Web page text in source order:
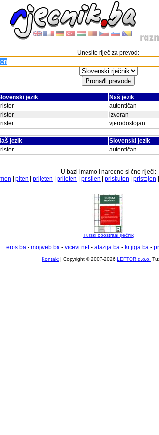
Unesite riječ za prevod:
jezik
Naš jezik
autentičan
izvoran
vjerodostojan
jezik
Slovenski jezik
autentičan
U bazi imamo i naredne slične riječi:
piten prijeten prileten prisilen priskuten pristojen
Turski obostrani rječnik
eros.ba- mojweb.ba- vicevi.net- afazija.ba- knjiga.ba-
Kontakt | Copyright © 2007-2026 LEFTOR d.o.o.